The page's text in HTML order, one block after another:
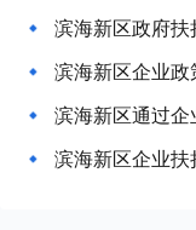
滨海新区政府
滨海新区企业
滨海新区通过
滨海新区企业